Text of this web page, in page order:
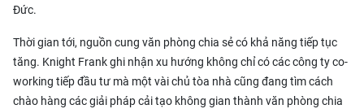
Đức.
Thời gian tới, nguồn cung văn phòng chia sẻ có khả năng tiếp tục
tăng. Knight Frank ghi nhận xu hướng không chỉ có các công ty co-
working tiếp đầu tư mà một vài chủ tòa nhà cũng đang tìm cách
chào hàng các giải pháp cải tạo không gian thành văn phòng chia